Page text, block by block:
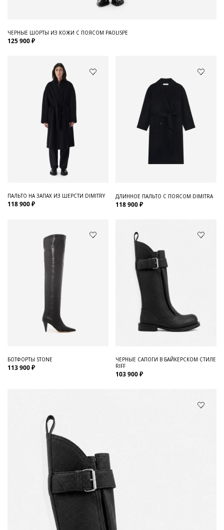
ЧЕРНЫЕ ШОРТЫ ИЗ КОЖИ С ПОЯСОМ PAOLISPE
125 900 ₽
ПАЛЬТО НА ЗАПАХ ИЗ ШЕРСТИ DIMITRY
118 900 ₽
ДЛИННОЕ ПАЛЬТО С ПОЯСОМ DIMITRA
118 900 ₽
БОТФОРТЫ STONE
113 900 ₽
ЧЕРНЫЕ САПОГИ В БАЙКЕРСКОМ СТИЛЕ
RIFF
103 900 ₽